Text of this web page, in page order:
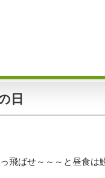
日
ばせ～～～と昼食は